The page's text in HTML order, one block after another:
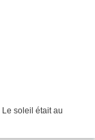
soleil était au